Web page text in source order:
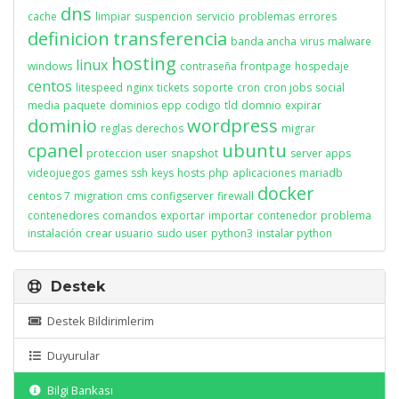
cache dns limpiar suspencion servicio problemas errores
definicion transferencia banda ancha virus malware
windows linux hosting contraseña frontpage hospedaje
centos litespeed nginx tickets soporte cron cron jobs social
media paquete dominios epp codigo tld domnio expirar
dominio reglas derechos wordpress migrar
cpanel proteccion user snapshot ubuntu server apps
videojuegos games ssh keys hosts php aplicaciones mariadb
centos 7 migration cms configserver firewall docker
contenedores comandos exportar importar contenedor problema
instalación crear usuario sudo user python3 instalar python
Destek
Destek Bildirimlerim
Duyurular
Bilgi Bankası